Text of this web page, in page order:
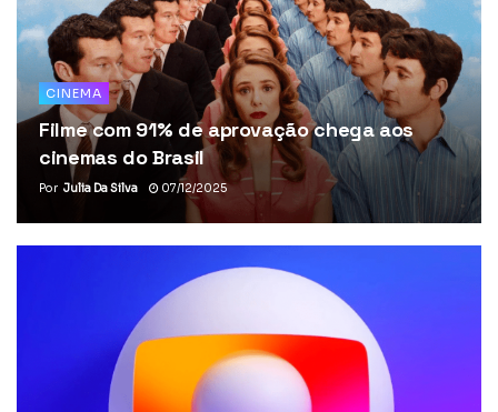
CINEMA
Filme com 91% de aprovação chega aos
cinemas do Brasil
Por Julia Da Silva 07/12/2025